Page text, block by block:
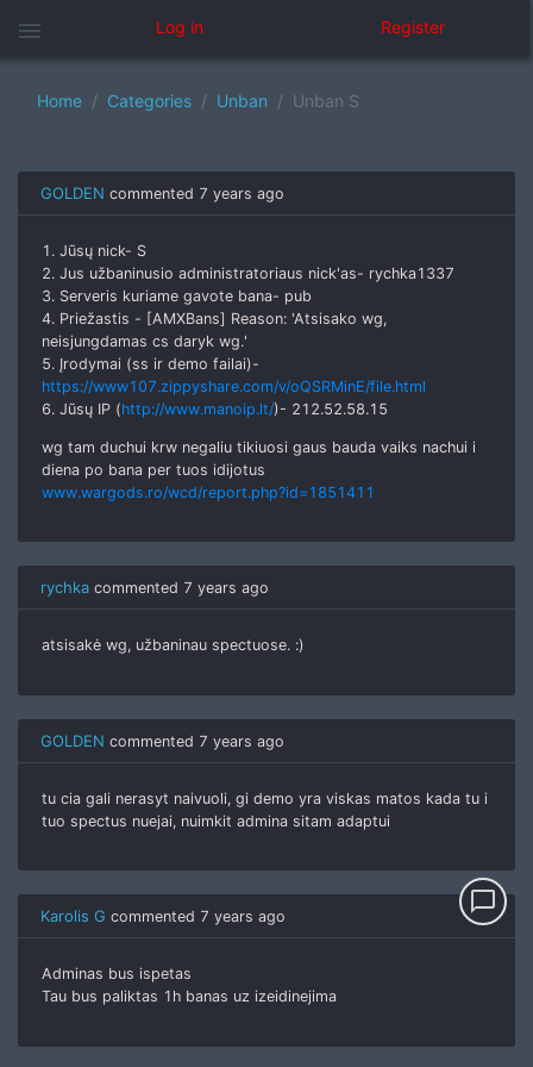
menu Log in Register
Home Categories Unban Unban S
GOLDEN commented 7 years ago
1. Jūsų nick- S
2. Jus užbaninusio administratoriaus nick'as- rychka1337
3. Serveris kuriame gavote bana- pub
4. Priežastis - [AMXBans] Reason: 'Atsisako wg,
neisjungdamas cs daryk wg.'
5. Įrodymai (ss ir demo failai)-
https://www107.zippyshare.com/v/oQSRMinE/file.html
6. Jūsų IP (http://www.manoip.lt/)- 212.52.58.15
wg tam duchui krw negaliu tikiuosi gaus bauda vaiks nachui i
diena po bana per tuos idijotus
www.wargods.ro/wcd/report.php?id=1851411
rychka commented 7 years ago
atsisakė wg, užbaninau spectuose. :)
GOLDEN commented 7 years ago
tu cia gali nerasyt naivuoli, gi demo yra viskas matos kada tu i
tuo spectus nuejai, nuimkit admina sitam adaptui
Karolis G commented 7 years ago
Adminas bus ispetas
Tau bus paliktas 1h banas uz izeidinejima
chat_bubble_outline